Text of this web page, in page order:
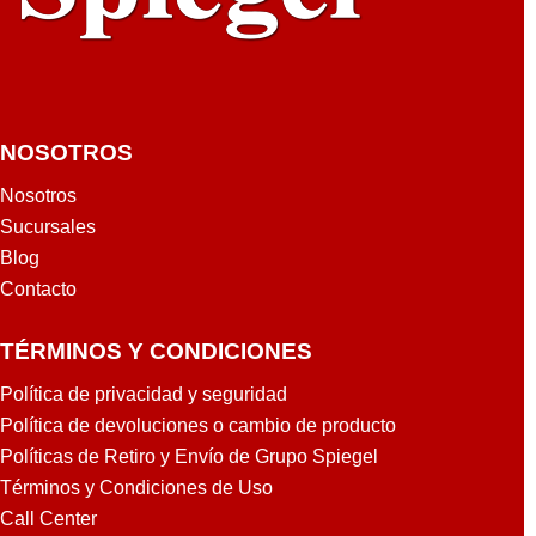
NOSOTROS
Nosotros
Sucursales
Blog
Contacto
TÉRMINOS Y CONDICIONES
Política de privacidad y seguridad
Política de devoluciones o cambio de producto
Políticas de Retiro y Envío de Grupo Spiegel
Términos y Condiciones de Uso
Call Center